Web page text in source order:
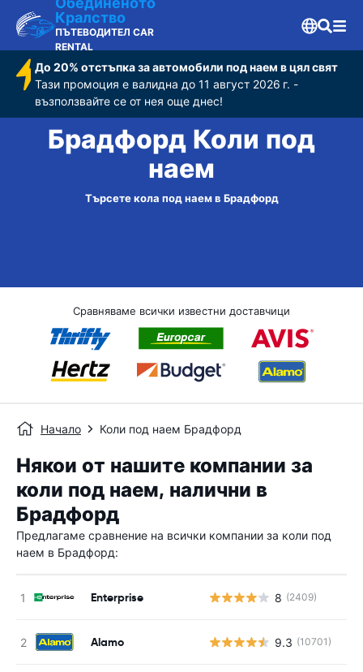
Кралство
ПЪТЕВОДИТЕЛ CAR
RENTAL
До 20% отстъпка за автомобили под наем в цял свят
Тази промоция е валидна до 11 август 2026 г. -
възползвайте се от нея още днес!
Брадфорд Коли под
наем
Търсете кола под наем в Брадфорд
Сравняваме всички известни доставчици
Начало Коли под наем Брадфорд
Някои от нашите компании за
коли под наем, налични в
Брадфорд
Предлагаме сравнение на всички компании за коли под
наем в Брадфорд:
Enterprise 8 (2409)
Alamo 9.3 (10701)